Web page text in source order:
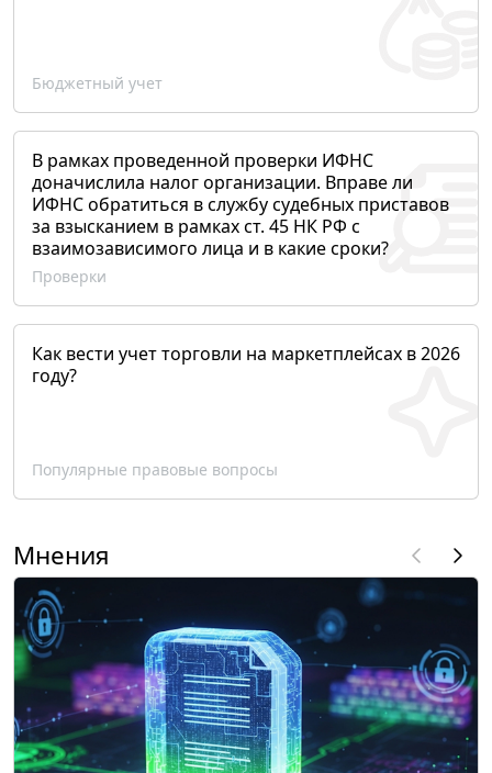
Бюджетный учет
В рамках проведенной проверки ИФНС
доначислила налог организации. Вправе ли
ИФНС обратиться в службу судебных приставов
за взысканием в рамках ст. 45 НК РФ с
взаимозависимого лица и в какие сроки?
Проверки
Как вести учет торговли на маркетплейсах в 2026
году?
Популярные правовые вопросы
Мнения